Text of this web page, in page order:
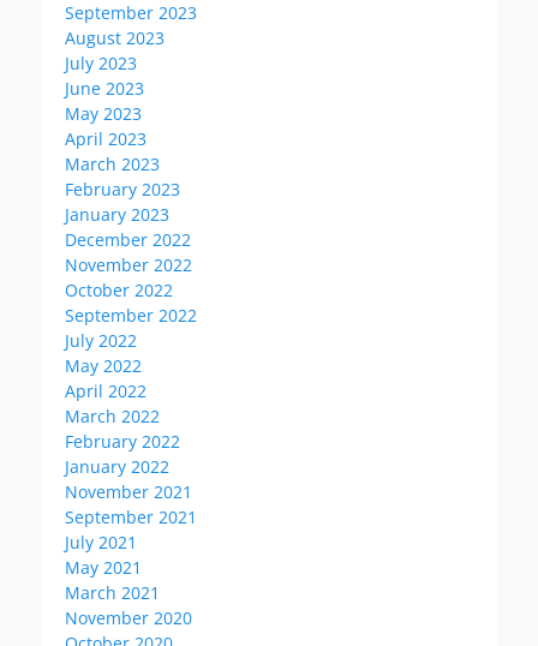
September 2023
August 2023
July 2023
June 2023
May 2023
April 2023
March 2023
February 2023
January 2023
December 2022
November 2022
October 2022
September 2022
July 2022
May 2022
April 2022
March 2022
February 2022
January 2022
November 2021
September 2021
July 2021
May 2021
March 2021
November 2020